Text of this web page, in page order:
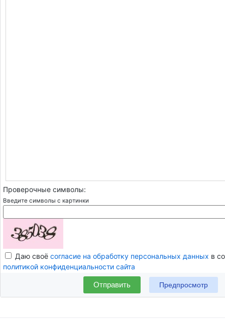
Проверочные символы:
Введите символы с картинки
Даю своё согласие на обработку персональных данных в
политикой конфиденциальности сайта
Отправить